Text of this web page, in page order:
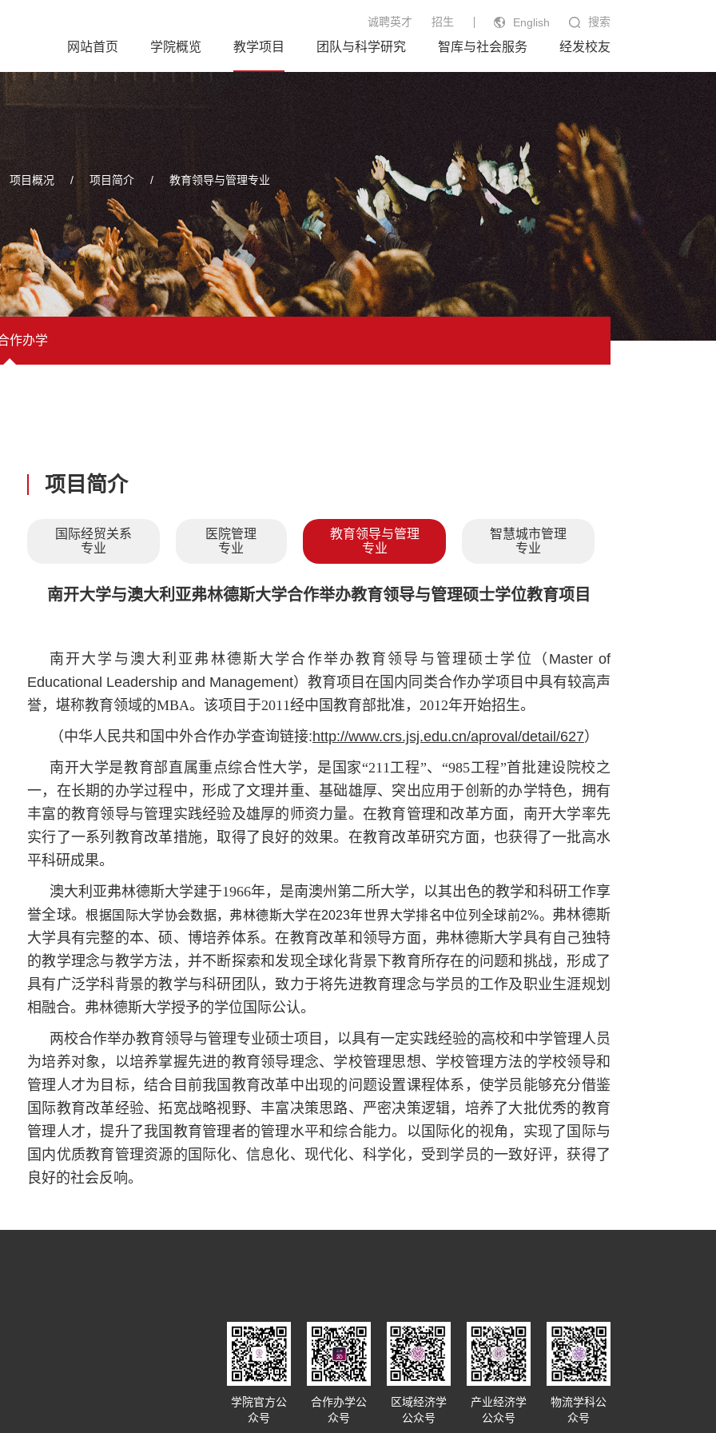
诚聘英才 招生 English 搜索
网站首页 学院概览 教学项目 团队与科学研究 智库与社会服务 经发校友
项目概况 / 项目简介 / 教育领导与管理专业
作办学
项目简介
国际经贸关系
专业
医院管理
专业
教育领导与管理
专业
智慧城市管理
专业
南开大学与澳大利亚弗林德斯大学合作举办教育领导与管理硕士学位教育项目
南开大学与澳大利亚弗林德斯大学合作举办教育领导与管理硕士学位
（Master of
Educational Leadership and Management）教育项目在国内同类合作办学项目中具有较高声
誉，堪称教育领域的MBA。该项目于2011经中国教育部批准，2012年开始招生。
（中华人民共和国中外合作办学查询链接:http://www.crs.jsj.edu.cn/aproval/detail/627）
南开大学是教育部直属重点综合性大学，是国家“211工程”、 “985工程”首批建设院校之
一，在长期的办学过程中，形成了文理并重、基础雄厚、突出应用于创新的办学特色，拥有
丰富的教育领导与管理实践经验及雄厚的师资力量。在教育管理和改革方面，南开大学率先
实行了一系列教育改革措施，取得了良好的效果。在教育改革研究方面，也获得了一批高水
平科研成果。
澳大利亚弗林德斯大学建于1966年，是南澳州第二所大学，以其出色的教学和科研工作享
誉全球。根据国际大学协会数据，弗林德斯大学在2023年世界大学排名中位列全球前2%。 弗林德斯
大学具有完整的本、硕、博培养体系。在教育改革和领导方面，弗林德斯大学具有自己独特
的教学理念与教学方法，并不断探索和发现全球化背景下教育所存在的问题和挑战，形成了
具有广泛学科背景的教学与科研团队，致力于将先进教育理念与学员的工作及职业生涯规划
相融合。弗林德斯大学授予的学位国际公认。
两校合作举办教育领导与管理专业硕士项目，以具有一定实践经验的高校和中学管理人员
为培养对象，以培养掌握先进的教育领导理念、学校管理思想、学校管理方法的学校领导和
管理人才为目标，结合目前我国教育改革中出现的问题设置课程体系，使学员能够充分借鉴
国际教育改革经验、拓宽战略视野、丰富决策思路、严密决策逻辑，培养了大批优秀的教育
管理人才，提升了我国教育管理者的管理水平和综合能力。以国际化的视角，实现了国际与
国内优质教育管理资源的国际化、信息化、现代化、科学化，受到学员的一致好评，获得了
良好的社会反响。
学院官方公
众号
合作办学公
众号
区域经济学
公众号
产业经济学
公众号
物流学科公
众号